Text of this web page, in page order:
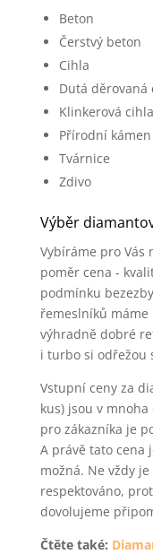
Beton
Čerstvý beton
Cihla
Dutá děrovaná
Klinkerová cihla
Přírodní kámen
Tvárnice
Zdivo
Výběr
Vybíráme pro
poměr cena -
podmínku
řemeslníků máme
výhradně dobré
i turbo si odřežou
Vstupní ceny za
kus) jsou v
pro zákazníka je
A právě tato cena
možná. Ne vždy
respektováno,
dovolujeme
Čtěte také: